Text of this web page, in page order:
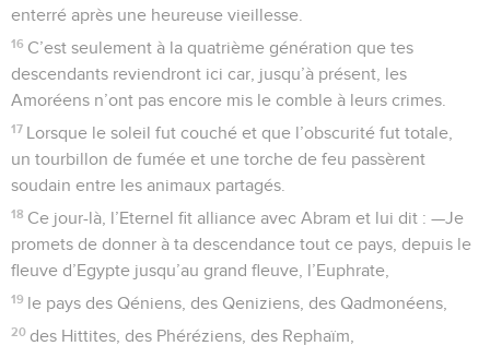
enterré après une heureuse vieillesse.
16 C’est seulement à la quatrième génération que tes
descendants reviendront ici car, jusqu’à présent, les
Amoréens n’ont pas encore mis le comble à leurs crimes.
17 Lorsque le soleil fut couché et que l’obscurité fut totale,
un tourbillon de fumée et une torche de feu passèrent
soudain entre les animaux partagés.
18 Ce jour-là, l’Eternel fit alliance avec Abram et lui dit : —Je
promets de donner à ta descendance tout ce pays, depuis le
fleuve d’Egypte jusqu’au grand fleuve, l’Euphrate,
19 le pays des Qéniens, des Qeniziens, des Qadmonéens,
20 des Hittites, des Phéréziens, des Rephaïm,